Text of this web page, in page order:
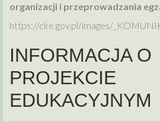
organizacji i przeprowadzania
https://cke.gov.pl/images/
INFORMACJA O
PROJEKCIE
EDUKACYJNYM